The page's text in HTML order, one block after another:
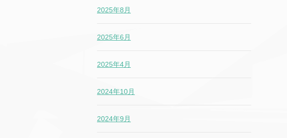
2025年8月
2025年6月
2025年4月
2024年10月
2024年9月